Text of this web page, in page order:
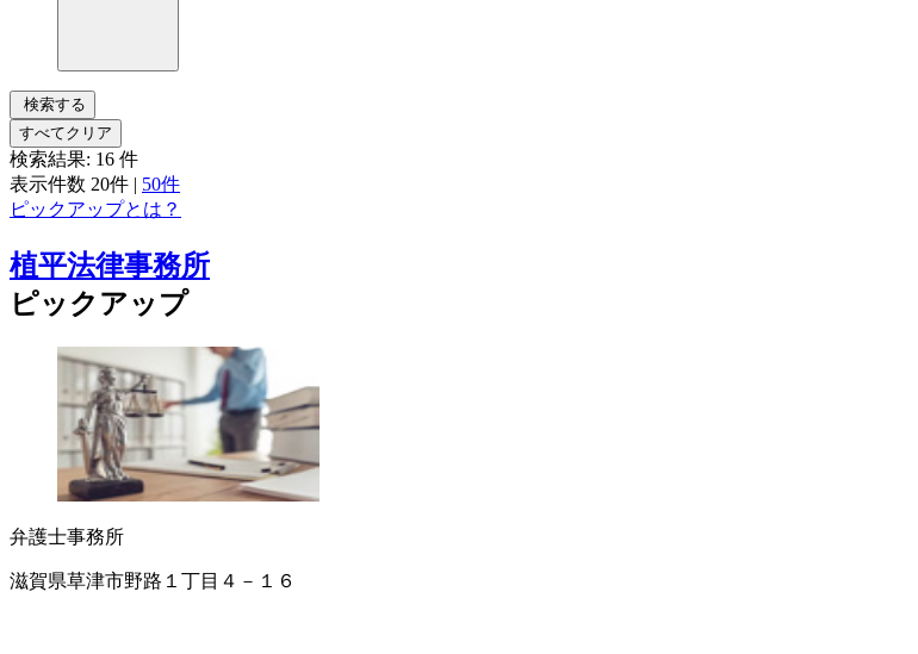
検索する
すべてクリア
検索結果: 16 件
表示件数 20件 | 50件
ピックアップとは？
植平法律事務所
ピックアップ
弁護士事務所
滋賀県草津市野路１丁目４－１６